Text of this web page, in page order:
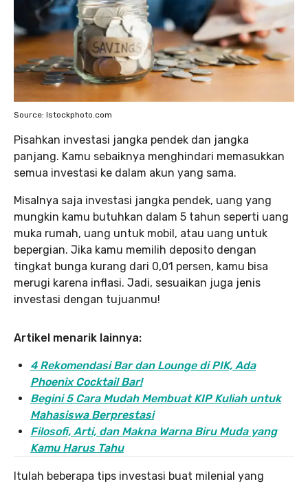
Source: Istockphoto.com
Pisahkan investasi jangka pendek dan jangka
panjang. Kamu sebaiknya menghindari memasukkan
semua investasi ke dalam akun yang sama.
Misalnya saja investasi jangka pendek, uang yang
mungkin kamu butuhkan dalam 5 tahun seperti uang
muka rumah, uang untuk mobil, atau uang untuk
bepergian. Jika kamu memilih deposito dengan
tingkat bunga kurang dari 0,01 persen, kamu bisa
merugi karena inflasi. Jadi, sesuaikan juga jenis
investasi dengan tujuanmu!
Artikel menarik lainnya:
4 Rekomendasi Bar dan Lounge di PIK, Ada
Phoenix Cocktail Bar!
Begini 5 Cara Mudah Membuat KIP Kuliah untuk
Mahasiswa Berprestasi
Filosofi, Arti, dan Makna Warna Biru Muda yang
Kamu Harus Tahu
Itulah beberapa tips investasi buat milenial yang